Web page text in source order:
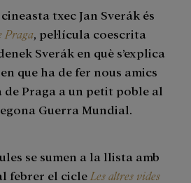
txec Jan Sverák és
Praga , pel·lícula coescrita
Sverák en què s’explica
que ha de fer nous amics
Praga a un petit poble al
Guerra Mundial.
se sumen a la llista amb
febrer el cicle Les altres vides